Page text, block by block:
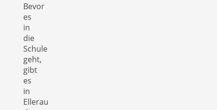
Bevor
es
in
die
Schule
geht,
gibt
es
in
Ellerau